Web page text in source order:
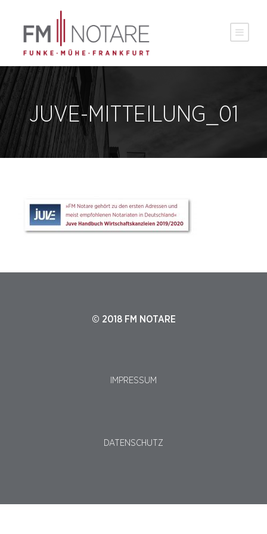
JUVE-MITTEILUNG_01
© 2018 FM NOTARE
IMPRESSUM
DATENSCHUTZ